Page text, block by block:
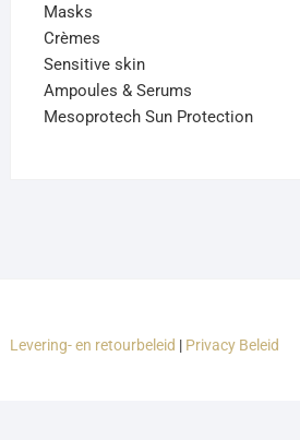
Masks
Crèmes
Sensitive skin
Ampoules & Serums
Mesoprotech Sun Protection
Levering- en retourbeleid | Privacy Beleid